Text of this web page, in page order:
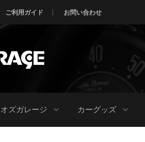
ご利用ガイド お問い合わせ
ズガレージ カーグッズ